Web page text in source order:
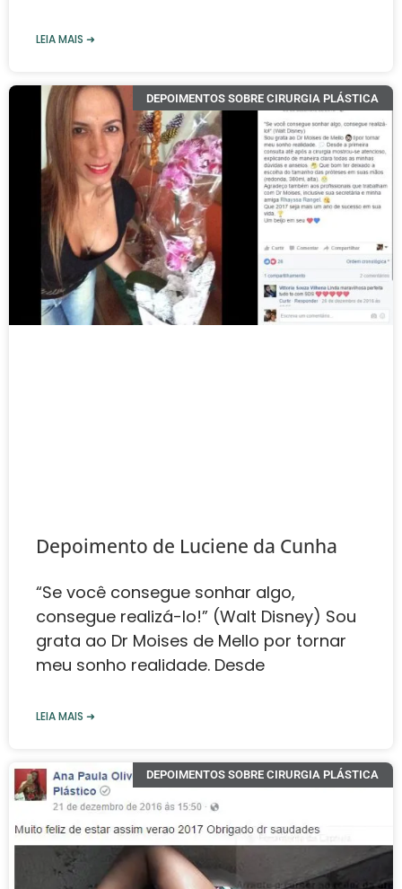
LEIA MAIS ➜
DEPOIMENTOS SOBRE CIRURGIA PLÁSTICA
Depoimento de Luciene da Cunha
“Se você consegue sonhar algo,
consegue realizá-lo!” (Walt Disney) Sou
grata ao Dr Moises de Mello ‍️por tornar
meu sonho realidade. Desde
LEIA MAIS ➜
DEPOIMENTOS SOBRE CIRURGIA PLÁSTICA